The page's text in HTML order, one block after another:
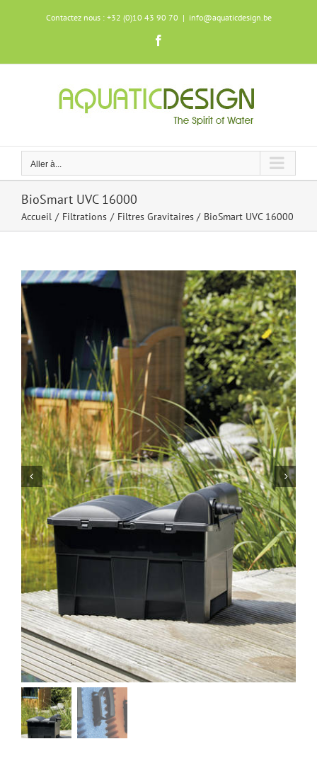
Contactez nous : +32 (0)10 43 90 70 | info@aquaticdesign.be
Aller à...
BioSmart UVC 16000
Accueil Filtrations Filtres Gravitaires BioSmart UVC 16000